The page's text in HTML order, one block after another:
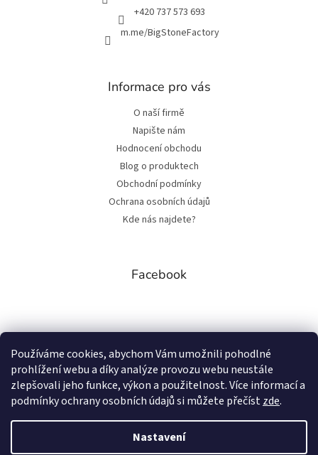
Používáme cookies, abychom Vám umožnili pohodlné
prohlížení webu a díky analýze provozu webu neustále
zlepšovali jeho funkce, výkon a použitelnost. Více informací a
podmínky ochrany osobních údajů si můžete přečístzde.
Nastavení
+420 737 573 693
m.me/BigStoneFactory
Informace pro vás
O naší firmě
Napište nám
Hodnocení obchodu
Blog o produktech
Obchodní podmínky
Ochrana osobních údajů
Kde nás najdete?
Facebook
Vytvořil Shoptet